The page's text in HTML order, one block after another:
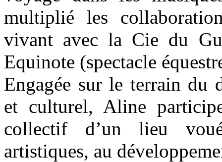
multiplié les
vivant avec la Cie du
Equinote (spectacle
Engagée sur le terrain du
et culturel, Aline
collectif d’un lieu
artistiques, au